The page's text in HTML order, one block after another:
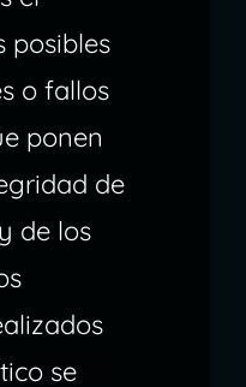
posibles
o fallos
ponen
de
de los
se